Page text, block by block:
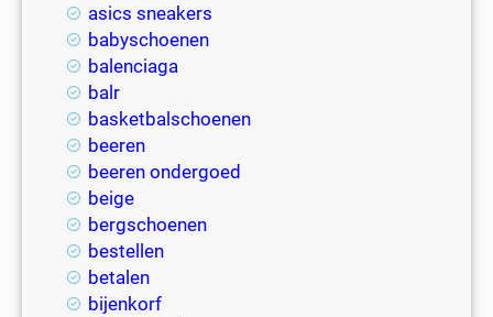
asics sneakers
babyschoenen
balenciaga
balr
basketbalschoenen
beeren
beeren ondergoed
beige
bergschoenen
bestellen
betalen
bijenkorf